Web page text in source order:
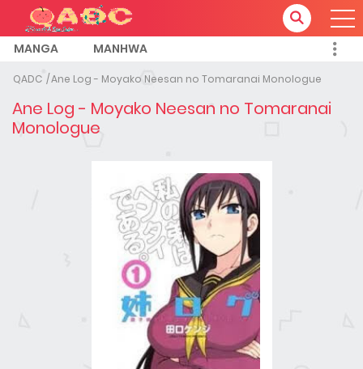
MANGA MANHWA
QADC Ane Log - Moyako Neesan no Tomaranai Monologue
Ane Log - Moyako Neesan no Tomaranai
Monologue